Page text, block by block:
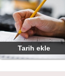
Tarih ekle